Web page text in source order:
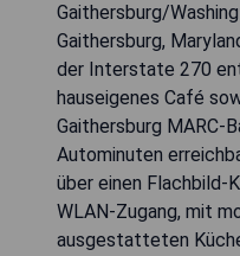
Gaithersburg/
Gaithersburg,
der Interstate 270
hauseigenes Café
Gaithersburg MARC-
Autominuten
über einen Flachbild-
WLAN-Zugang, mit
ausgestatteten